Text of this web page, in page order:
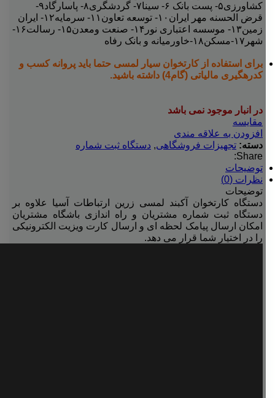
کشاورزی۵- پست بانک ۶- سینا ۷- گردشگری ۸- پاسارگاد
۹-
قرض الحسنه مهر ایران ۱۰- توسعه تعاون ۱۱- سرمایه
۱۲- ایران
زمین۱۳- موسسه اعتباری نور ۱۴- صنعت ومعدن ۱۵- رسالت
۱۶-
شهر ۱۷-مسکن ۱۸-خاورمیانه و بانک رفاه
برای استفاده از کارتخوان سیار لمسی حتما باید پروانه کسب و
کدرهگیری مالیاتی (گام4) داشته باشید.
در انبار موجود نمی باشد
مقایسه
افزودن به علاقه مندی
دسته: تجهیزات فروشگاهی, دستگاه ثبت شماره
Share:
توضیحات
نظرات (0)
توضیحات
دستگاه کارتخوان آکبند لمسی زرین ارتباطات آسیا علاوه بر
دستگاه ثبت شماره مشتریان و راه اندازی باشگاه مشتریان
امکان ارسال پیامک لحظه ای و ارسال کارت ویزیت الکترونیکی
را در اختیار شما قرار می دهد.